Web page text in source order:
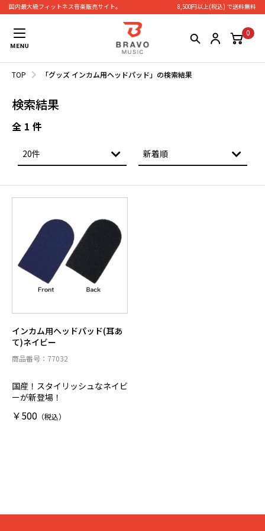
国内最大級フィットネス⾳楽販売サイト。 8,500円以上(税込) で送料無料
0
TOP 「グッズ インカム用ヘッドパッド」の検索結果
検索結果
全 1 件
インカム用ヘッドパッド(耳あ
て)ネイビー
商品番号：77032
国産！スタイリッシュなネイビ
ーが新登場！
￥500 （税込）